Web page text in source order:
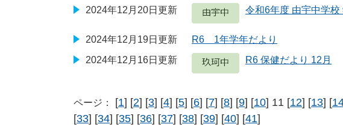
2024年12月20日更新 令和6年度 由宇中学
2024年12月19日更新
R6 1年学年だより
2024年12月16日更新
R6 保健だより 12月
ページ： [1] [2] [3] [4] [5] [6] [7] [8] [9] [10] 11 [12] [13] [
[33] [34] [35] [36] [37] [38] [39] [40] [41]